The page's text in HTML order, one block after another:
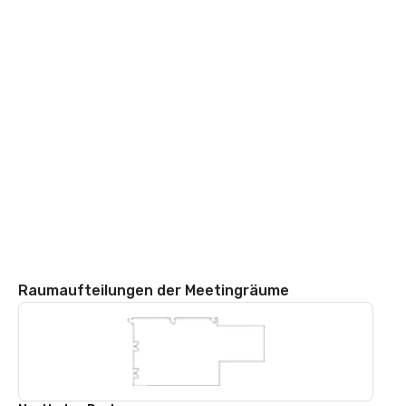
Raumaufteilungen der Meetingräume